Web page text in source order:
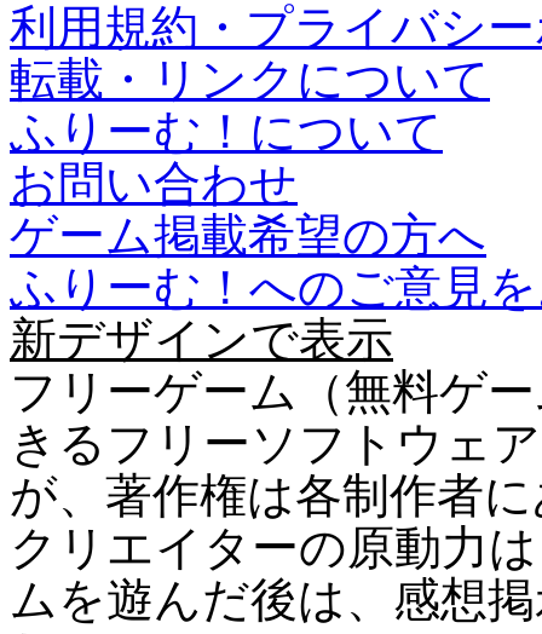
利用規約・プライバシ
転載・リンクについて
ふりーむ！について
お問い合わせ
ゲーム掲載希望の方へ
ふりーむ！へのご意見
新デザインで表示
フリーゲーム（無料ゲ
きるフリーソフトウェ
が、著作権は各制作者
クリエイターの原動力
ムを遊んだ後は、感想